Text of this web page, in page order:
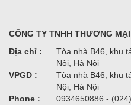
CÔNG TY TNHH THƯƠNG
Địa chỉ :
Tòa nhà B46, khu
Nội, Hà Nội
VPGD :
Tòa nhà B46, khu
Nội, Hà Nội
Phone :
0934650886 -